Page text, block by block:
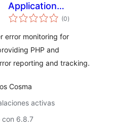
Application
Monitoring
(0total
de
)
error monitoring for
PHP and
reporting and tracking.
Cosma
activas
con 6.8.7